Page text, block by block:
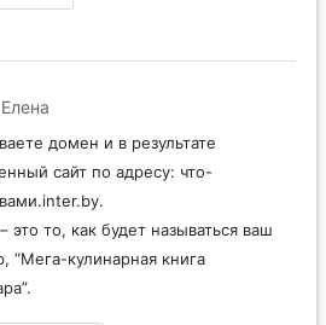
Елена
домен и в результате
сайт по адресу: что-
это то, как будет называться ваш
“Мега-кулинарная книга